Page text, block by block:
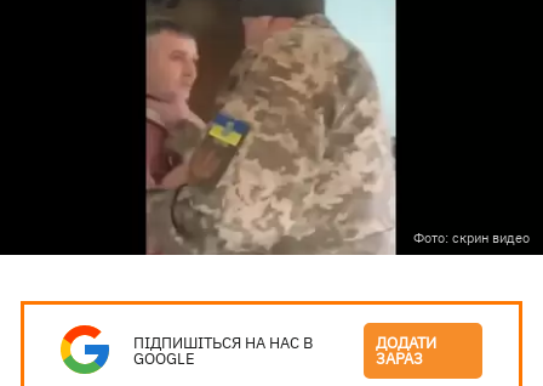
Фото: скрин видео
ПІДПИШІТЬСЯ НА НАС В
GOOGLE
ДОДАТИ
ЗАРАЗ